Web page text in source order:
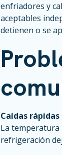
enfriadores y
aceptables
detienen o se
Caídas
La temperatura
refrigeración